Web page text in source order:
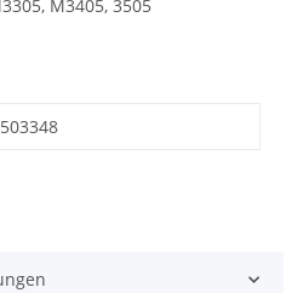
M3405, 3505
503348